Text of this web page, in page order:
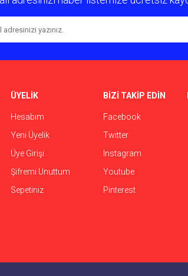
ÜYELİK
Hesabım
Yeni Üyelik
Üye Girişi
Şifremi Unuttum
Sepetiniz
BİZİ TAKİP EDİN
Facebook
Twitter
Instagram
Youtube
Pinterest